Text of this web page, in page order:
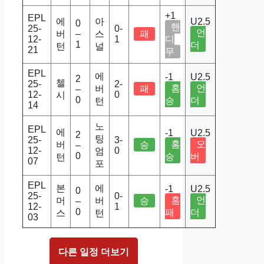
EPL
25-
12-
21
에
버
턴
0
–
1
아
스
널
0-
1
패
+1
핸
디
무
U2.5
언
더
EPL
25-
12-
14
첼
시
2
–
0
에
버
턴
2-
0
패
-1
홈
승
U2.5
언
더
EPL
25-
12-
07
에
버
턴
2
–
0
노
팅
엄
포
3-
0
승
-1
홈
승
U2.5
오
버
EPL
25-
12-
03
본
머
스
0
–
0
에
버
턴
0-
1
승
-1
홈
패
U2.5
언
더
다른 일정 더보기